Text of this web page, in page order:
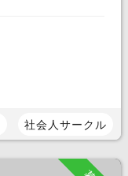
社会人サークル